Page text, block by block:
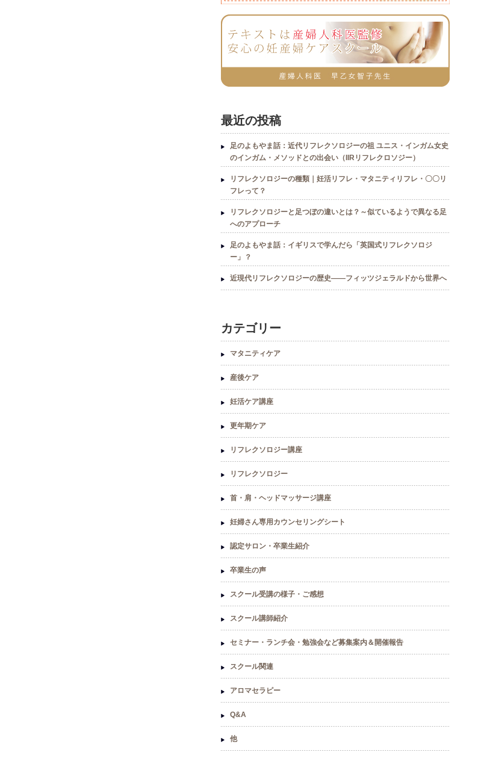
最近の投稿
足のよもやま話：近代リフレクソロジーの祖 ユニス・インガム女史
のインガム・メソッドとの出会い（IIRリフレクロソジー）
リフレクソロジーの種類｜妊活リフレ・マタニティリフレ・〇〇リ
フレって？
リフレクソロジーと足つぼの違いとは？～似ているようで異なる足
へのアプローチ
足のよもやま話：イギリスで学んだら「英国式リフレクソロジ
ー」？
近現代リフレクソロジーの歴史――フィッツジェラルドから世界へ
カテゴリー
マタニティケア
産後ケア
妊活ケア講座
更年期ケア
リフレクソロジー講座
リフレクソロジー
首・肩・ヘッドマッサージ講座
妊婦さん専用カウンセリングシート
認定サロン・卒業生紹介
卒業生の声
スクール受講の様子・ご感想
スクール講師紹介
セミナー・ランチ会・勉強会など募集案内＆開催報告
スクール関連
アロマセラピー
Q&A
他